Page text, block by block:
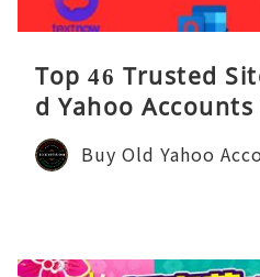
Top 46 Trusted
d Yahoo Accounts
Buy Old Yahoo